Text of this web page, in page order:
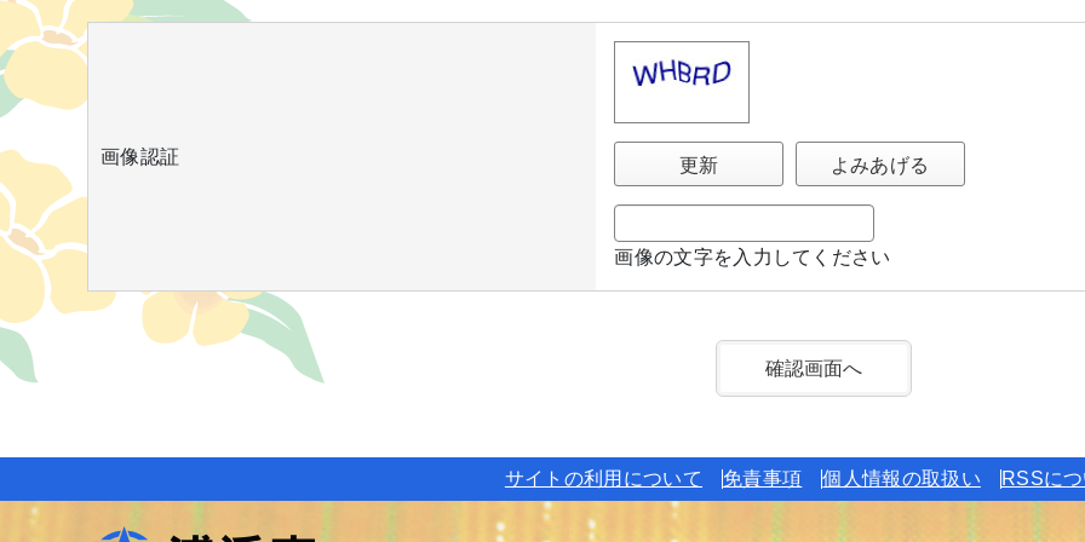
画像認証 更新 よみあげる
画像の文字を入力してください
サイトの利用について 免責事項 個人情報の取扱い RSSに